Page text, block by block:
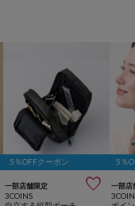
5％OFFクーポン
一部店舗限定 
3COINS
5％
一部店